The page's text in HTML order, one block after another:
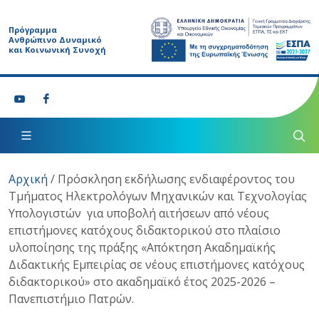
Πρόγραμμα
Ανθρώπινο Δυναμικό
και Κοινωνική Συνοχή
Αρχική / Πρόσκληση εκδήλωσης ενδιαφέροντος του
Τμήματος Ηλεκτρολόγων Μηχανικών και Τεχνολογίας
Υπολογιστών για υποβολή αιτήσεων από νέους
επιστήμονες κατόχους διδακτορικού στο πλαίσιο
υλοποίησης της πράξης «Απόκτηση Ακαδημαϊκής
Διδακτικής Εμπειρίας σε νέους επιστήμονες κατόχους
διδακτορικού» στο ακαδημαϊκό έτος 2025-2026 –
Πανεπιστήμιο Πατρών.